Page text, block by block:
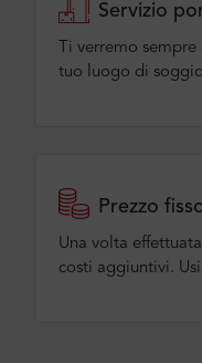
Servizio
Ti verremo
tuo luogo di
Prezzo
Una volta
costi aggiuntivi.